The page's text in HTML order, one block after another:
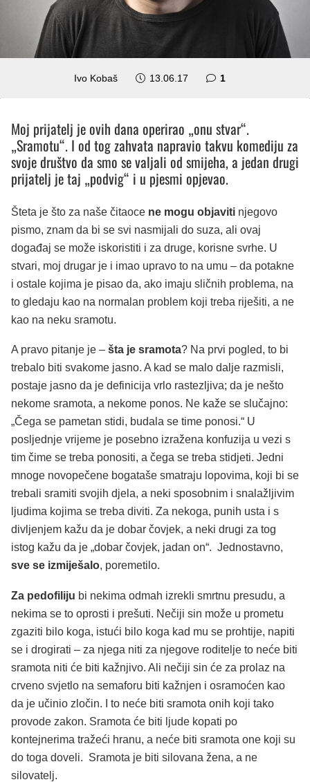
Ivo Kobaš 13.06.17 1
Moj prijatelj je ovih dana operirao „onu stvar“.
„Sramotu“. I od tog zahvata napravio takvu komediju za
svoje društvo da smo se valjali od smijeha, a jedan drugi
prijatelj je taj „podvig“ i u pjesmi opjevao.
Šteta je što za naše čitaoce ne mogu objaviti njegovo
pismo, znam da bi se svi nasmijali do suza, ali ovaj
događaj se može iskoristiti i za druge, korisne svrhe. U
stvari, moj drugar je i imao upravo to na umu – da potakne
i ostale kojima je pisao da, ako imaju sličnih problema, na
to gledaju kao na normalan problem koji treba riješiti, a ne
kao na neku sramotu.
A pravo pitanje je – šta je sramota? Na prvi pogled, to bi
trebalo biti svakome jasno. A kad se malo dalje razmisli,
postaje jasno da je definicija vrlo rastezljiva; da je nešto
nekome sramota, a nekome ponos. Ne kaže se slučajno:
„Čega se pametan stidi, budala se time ponosi.“ U
posljednje vrijeme je posebno izražena konfuzija u vezi s
tim čime se treba ponositi, a čega se treba stidjeti. Jedni
mnoge novopečene bogataše smatraju lopovima, koji bi se
trebali sramiti svojih djela, a neki sposobnim i snalažljivim
ljudima kojima se treba diviti. Za nekoga, punih usta i s
divljenjem kažu da je dobar čovjek, a neki drugi za tog
istog kažu da je „dobar čovjek, jadan on“. Jednostavno,
sve se izmiješalo, poremetilo.
Za pedofiliju bi nekima odmah izrekli smrtnu presudu, a
nekima se to oprosti i prešuti. Nečiji sin može u prometu
zgaziti bilo koga, istući bilo koga kad mu se prohtije, napiti
se i drogirati – za njega niti za njegove roditelje to neće biti
sramota niti će biti kažnjivo. Ali nečiji sin će za prolaz na
crveno svjetlo na semaforu biti kažnjen i osramoćen kao
da je učinio zločin. I to neće biti sramota onih koji tako
provode zakon. Sramota će biti ljude kopati po
kontejnerima tražeći hranu, a neće biti sramota one koji su
do toga doveli. Sramota je biti silovana žena, a ne
silovatelj.